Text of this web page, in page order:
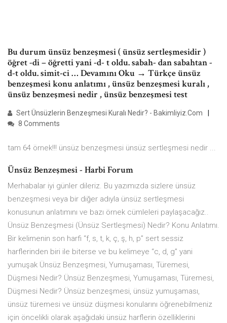
Bu durum ünsüz benzeşmesi ( ünsüz sertleşmesidir )
öğret -di – öğretti yani -d- t oldu. sabah- dan sabahtan -
d-t oldu. simit-ci … Devamını Oku → Türkçe ünsüz
benzeşmesi konu anlatımı , ünsüz benzeşmesi kuralı ,
ünsüz benzeşmesi nedir , ünsüz benzeşmesi test
Sert Ünsüzlerin Benzeşmesi Kuralı Nedir? - Bakimliyiz.Com
8 Comments
tam 64 örnek!!! ünsüz benzeşmesi ünsüz sertleşmesi nedir ...
Ünsüz Benzeşmesi - Harbi Forum
Merhabalar iyi günler dileriz. Bu yazımızda sizlere ünsüz
benzeşmesi veya bir diğer adıyla ünsüz sertleşmesi
konusunun anlatımını ve bazı örnek cümleleri paylaşacağız..
Ünsüz Benzeşmesi (Ünsüz Sertleşmesi) Nedir? Konu Anlatımı.
Bir kelimenin son harfi “f, s, t, k, ç, ş, h, p” sert sessiz
harflerinden biri ile biterse ve bu kelimeye “c, d, g” yani
yumuşak Ünsüz Benzeşmesi, Yumuşaması, Türemesi,
Düşmesi Nedir? Ünsüz Benzeşmesi, Yumuşaması, Türemesi,
Düşmesi Nedir? Ünsüz benzeşmesi, ünsüz yumuşaması,
ünsüz türemesi ve ünsüz düşmesi konularını öğrenebilmeniz
için öncelikli olarak aşağıdaki ünsüz harflerin özelliklerini